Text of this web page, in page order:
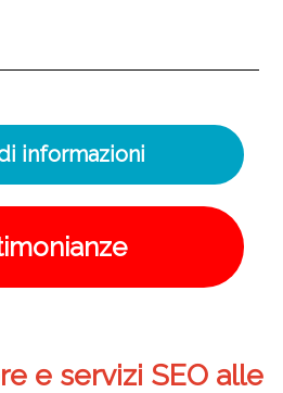
informazioni
e servizi SEO alle